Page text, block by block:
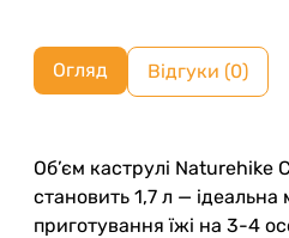
Огляд Відгуки (0)
Об’єм каструлі Naturehike
становить 1,7 л — ідеальна
приготування їжі на 3-4